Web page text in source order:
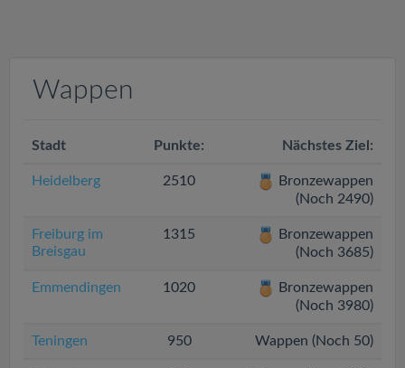
Wappen
Stadt Punkte: Nächstes Ziel:
Heidelberg 2510
Bronzewappen
(Noch 2490)
Freiburg im
Breisgau
1315
Bronzewappen
(Noch 3685)
Emmendingen 1020
Bronzewappen
(Noch 3980)
Teningen 950 Wappen (Noch 50)
a
t
o
n